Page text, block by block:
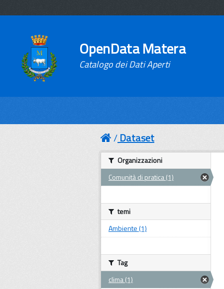
OpenData Matera
Catalogo dei Dati Aperti
Dataset
Organizzazioni
Comunità di pratica (1)
temi
Ambiente (1)
Tag
clima (1)